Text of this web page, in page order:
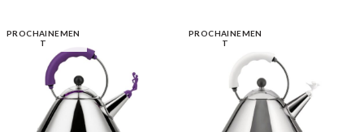
PROCHAINEMEN
T
PROCHAINEMEN
T